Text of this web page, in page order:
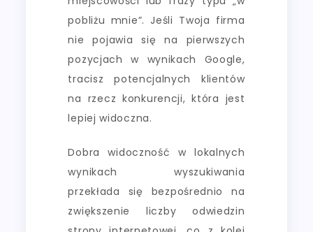
pobliżu mnie”. Jeśli Twoja firma
nie pojawia się na pierwszych
pozycjach w wynikach Google,
tracisz potencjalnych klientów
na rzecz konkurencji, która jest
lepiej widoczna.
Dobra widoczność w lokalnych
wynikach wyszukiwania
przekłada się bezpośrednio na
zwiększenie liczby odwiedzin